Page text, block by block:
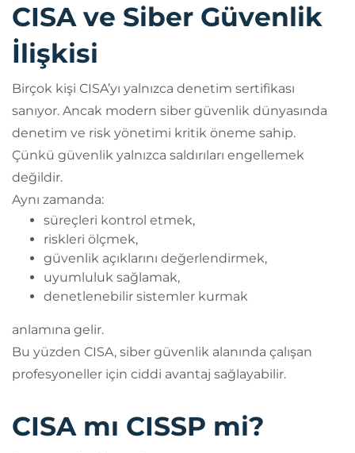
CISA ve Siber Güvenlik
İlişkisi
Birçok kişi CISA’yı yalnızca denetim sertifikası
sanıyor. Ancak modern siber güvenlik dünyasında
denetim ve risk yönetimi kritik öneme sahip.
Çünkü güvenlik yalnızca saldırıları engellemek
değildir.
Aynı zamanda:
süreçleri kontrol etmek,
riskleri ölçmek,
güvenlik açıklarını değerlendirmek,
uyumluluk sağlamak,
denetlenebilir sistemler kurmak
anlamına gelir.
Bu yüzden CISA, siber güvenlik alanında çalışan
profesyoneller için ciddi avantaj sağlayabilir.
CISA mı CISSP mi?